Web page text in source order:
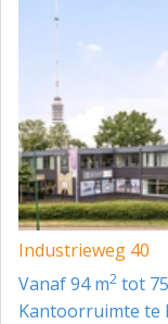
Het object wordt
- Systeemplafond
- Scheidingswand;
- Toiletgroep;
- Centrale
- Kabelgoten voor
- Pantry.
HUURPRIJS
Industrieweg 40
vanaf 94 m2 tot
Kantoorruimte te